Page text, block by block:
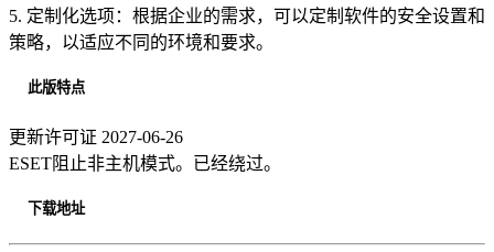
5. 定制化选项：根据企业的需求，可以定制软件的安全设置和
策略，以适应不同的环境和要求。
此版特点
更新许可证 2027-06-26
ESET阻止非主机模式。已经绕过。
下载地址